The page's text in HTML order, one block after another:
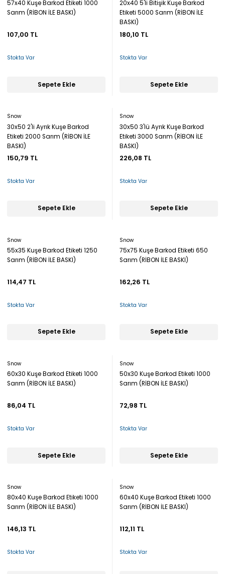
57x40 Kuşe Barkod Etiketi 1000
Sarım (RİBON İLE BASKI)
107,00 TL
Stokta Var
Sepete Ekle
20x40 5'li Bitişik Kuşe Barkod
Etiketi 5000 Sarım (RİBON İLE
BASKI)
180,10 TL
Stokta Var
Sepete Ekle
Snow
30x50 2'li Ayrık Kuşe Barkod
Etiketi 2000 Sarım (RİBON İLE
BASKI)
150,79 TL
Stokta Var
Sepete Ekle
Snow
30x50 3'lü Ayrık Kuşe Barkod
Etiketi 3000 Sarım (RİBON İLE
BASKI)
226,08 TL
Stokta Var
Sepete Ekle
Snow
55x35 Kuşe Barkod Etiketi 1250
Sarım (RİBON İLE BASKI)
114,47 TL
Stokta Var
Sepete Ekle
Snow
75x75 Kuşe Barkod Etiketi 650
Sarım (RİBON İLE BASKI)
162,26 TL
Stokta Var
Sepete Ekle
Snow
60x30 Kuşe Barkod Etiketi 1000
Sarım (RİBON İLE BASKI)
86,04 TL
Stokta Var
Sepete Ekle
Snow
50x30 Kuşe Barkod Etiketi 1000
Sarım (RİBON İLE BASKI)
72,98 TL
Stokta Var
Sepete Ekle
Snow
80x40 Kuşe Barkod Etiketi 1000
Sarım (RİBON İLE BASKI)
146,13 TL
Stokta Var
Snow
60x40 Kuşe Barkod Etiketi 1000
Sarım (RİBON İLE BASKI)
112,11 TL
Stokta Var